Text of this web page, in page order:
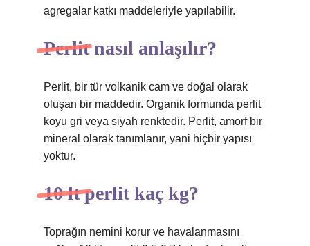
agregalar katkı maddeleriyle yapılabilir.
Perlit nasıl anlaşılır?
Perlit, bir tür volkanik cam ve doğal olarak
oluşan bir maddedir. Organik formunda perlit
koyu gri veya siyah renktedir. Perlit, amorf bir
mineral olarak tanımlanır, yani hiçbir yapısı
yoktur.
10 lt perlit kaç kg?
Toprağın nemini korur ve havalanmasını